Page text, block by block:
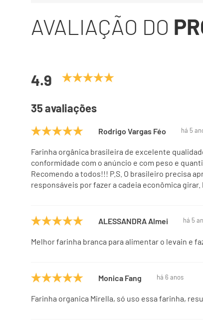
AVALIAÇÃO DO
4.9
35 avaliações
Rodrigo Vargas Féo há 5
Farinha orgânica brasileira de excelente
conformidade com o anúncio e com peso e
Recomendo a todos!!! P.S. O brasileiro precisa
responsáveis por fazer a cadeia econômica
ALESSANDRA Almeida há 5
Melhor farinha branca para alimentar o levain e
Monica Fang há 6 anos
Farinha organica Mirella, só uso essa farinha,